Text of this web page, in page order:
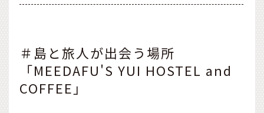
＃島と旅人が出会う場所
「MEEDAFU'S YUI HOSTEL and
COFFEE」